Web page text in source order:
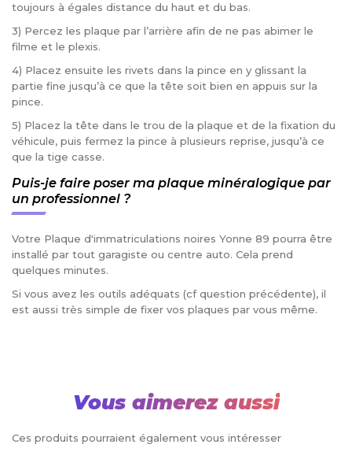
toujours à égales distance du haut et du bas.
3) Percez les plaque par l’arrière afin de ne pas abimer le
filme et le plexis.
4) Placez ensuite les rivets dans la pince en y glissant la
partie fine jusqu’à ce que la tête soit bien en appuis sur la
pince.
5) Placez la tête dans le trou de la plaque et de la fixation du
véhicule, puis fermez la pince à plusieurs reprise, jusqu’à ce
que la tige casse.
Puis-je faire poser ma plaque minéralogique par
un professionnel ?
Votre Plaque d'immatriculations noires Yonne 89 pourra être
installé par tout garagiste ou centre auto. Cela prend
quelques minutes.
Si vous avez les outils adéquats (cf question précédente), il
est aussi très simple de fixer vos plaques par vous même.
Vous aimerez aussi
Ces produits pourraient également vous intéresser